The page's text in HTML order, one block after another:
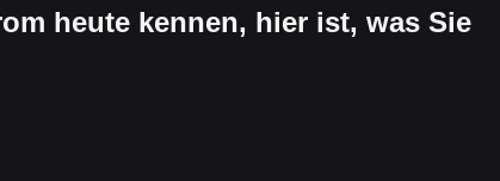
heute kennen, hier ist, was Sie